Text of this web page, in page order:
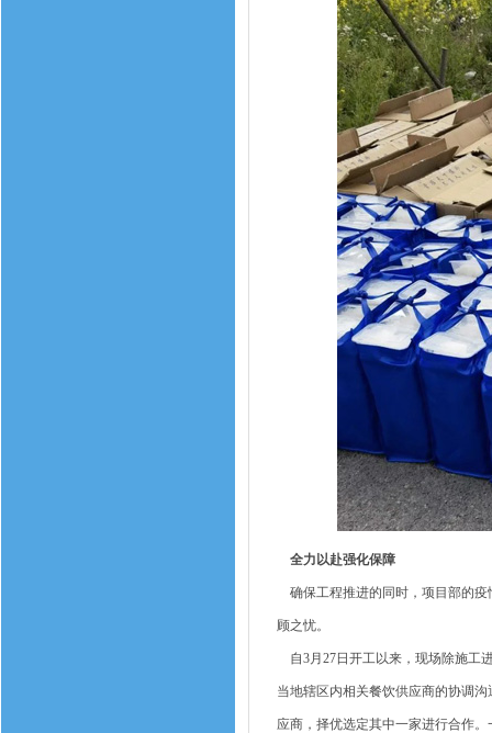
全力以赴强化保障
确保工程推进的同时，项目部的疫
顾之忧。
自3月27日开工以来，现场除施工
当地辖区内相关餐饮供应商的协调
应商，择优选定其中一家进行合作